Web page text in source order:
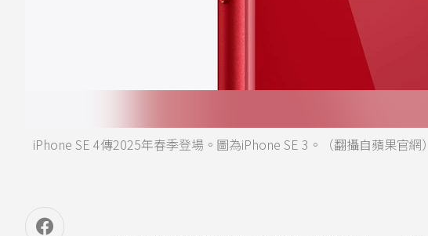
iPhone SE 4傳2025年春季登場。圖為iPhone SE 3。（翻攝自蘋果官網）